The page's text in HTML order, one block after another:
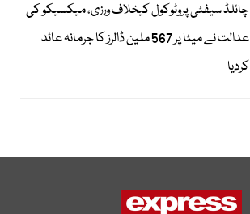
چائلڈ سیفٹی پروٹوکول کیخلاف ورزی، میکسیکو کی
عدالت نے میٹا پر 567 ملین ڈالرز کا جرمانہ عائد
کردیا